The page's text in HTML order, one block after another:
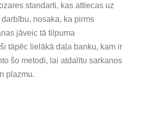
standarti, kas attiecas uz
nosaka, ka pirms
jāveic tā tilpuma
tāpēc lielākā daļa banku, kam ir
šo metodi, lai atdalītu sarkanos
plazmu.